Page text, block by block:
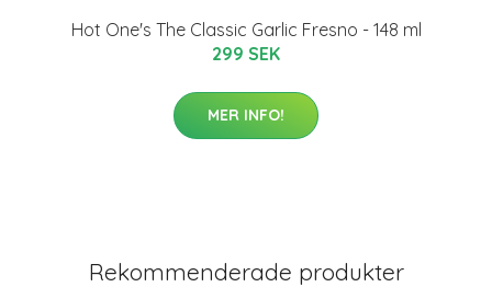
Hot One's The Classic Garlic Fresno - 148 ml
299 SEK
MER INFO!
Rekommenderade produkter